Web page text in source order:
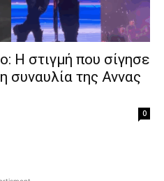
Η στιγμή που σίγησε
συναυλία της Αννας
0